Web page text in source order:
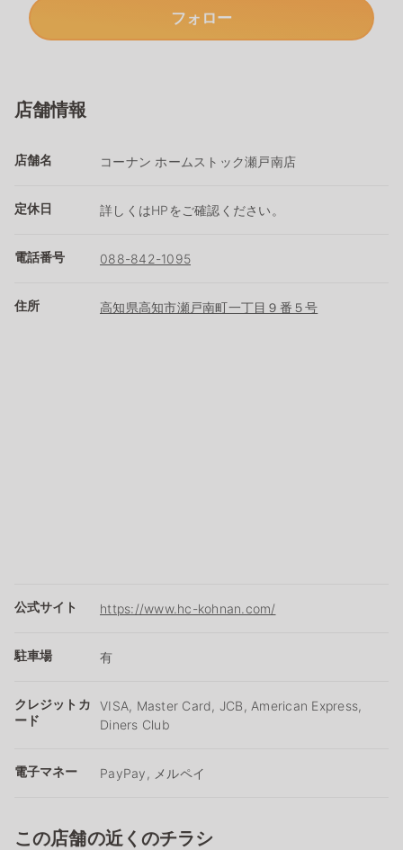
フォロー
店舗情報
店舗名 コーナン ホームストック瀬戸南店
定休日 詳しくはHPをご確認ください。
電話番号 088-842-1095
住所 高知県高知市瀬戸南町一丁目９番５号
公式サイト https://www.hc-kohnan.com/
駐車場 有
クレジットカ
ード
VISA, Master Card, JCB, American Express,
Diners Club
電子マネー PayPay, メルペイ
この店舗の近くのチラシ